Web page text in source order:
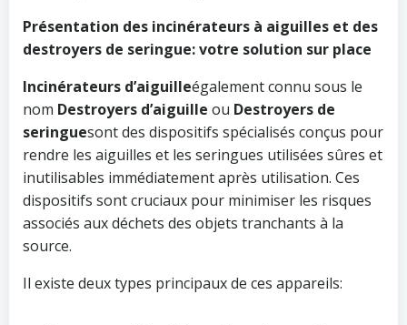
Présentation des incinérateurs à aiguilles et des
destroyers de seringue: votre solution sur place
Incinérateurs d’aiguilleégalement connu sous le
nom Destroyers d’aiguille ou Destroyers de
seringuesont des dispositifs spécialisés conçus pour
rendre les aiguilles et les seringues utilisées sûres et
inutilisables immédiatement après utilisation. Ces
dispositifs sont cruciaux pour minimiser les risques
associés aux déchets des objets tranchants à la
source.
Il existe deux types principaux de ces appareils: